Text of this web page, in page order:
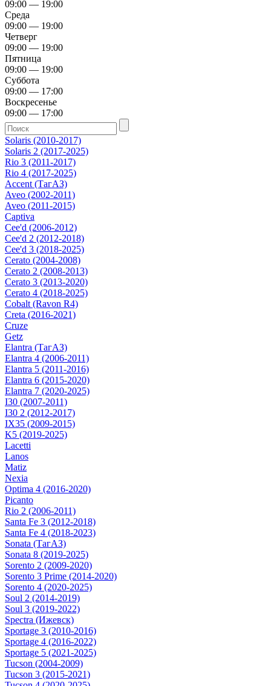
09:00 — 19:00
Среда
09:00 — 19:00
Четверг
09:00 — 19:00
Пятница
09:00 — 19:00
Суббота
09:00 — 17:00
Воскресенье
09:00 — 17:00
Solaris (2010-2017)
Solaris 2 (2017-2025)
Rio 3 (2011-2017)
Rio 4 (2017-2025)
Accent (ТагАЗ)
Aveo (2002-2011)
Aveo (2011-2015)
Captiva
Cee'd (2006-2012)
Cee'd 2 (2012-2018)
Cee'd 3 (2018-2025)
Cerato (2004-2008)
Cerato 2 (2008-2013)
Cerato 3 (2013-2020)
Cerato 4 (2018-2025)
Cobalt (Ravon R4)
Creta (2016-2021)
Cruze
Getz
Elantra (ТагАЗ)
Elantra 4 (2006-2011)
Elantra 5 (2011-2016)
Elantra 6 (2015-2020)
Elantra 7 (2020-2025)
I30 (2007-2011)
I30 2 (2012-2017)
IX35 (2009-2015)
K5 (2019-2025)
Lacetti
Lanos
Matiz
Nexia
Optima 4 (2016-2020)
Picanto
Rio 2 (2006-2011)
Santa Fe 3 (2012-2018)
Santa Fe 4 (2018-2023)
Sonata (ТагАЗ)
Sonata 8 (2019-2025)
Sorento 2 (2009-2020)
Sorento 3 Prime (2014-2020)
Sorento 4 (2020-2025)
Soul 2 (2014-2019)
Soul 3 (2019-2022)
Spectra (Ижевск)
Sportage 3 (2010-2016)
Sportage 4 (2016-2022)
Sportage 5 (2021-2025)
Tucson (2004-2009)
Tucson 3 (2015-2021)